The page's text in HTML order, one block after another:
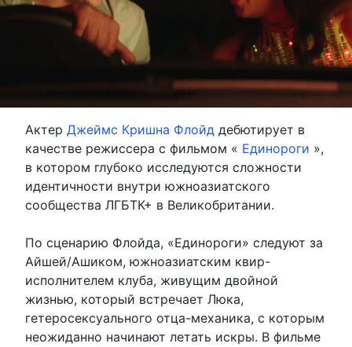
Актер Джеймс Кришна Флойд дебютирует в
качестве режиссера с фильмом « Единороги »,
в котором глубоко исследуются сложности
идентичности внутри южноазиатского
сообщества ЛГБТК+ в Великобритании.
По сценарию Флойда, «Единороги» следуют за
Айшей/Ашиком, южноазиатским квир-
исполнителем клуба, живущим двойной
жизнью, который встречает Люка,
гетеросексуального отца-механика, с которым
неожиданно начинают летать искры. В фильме